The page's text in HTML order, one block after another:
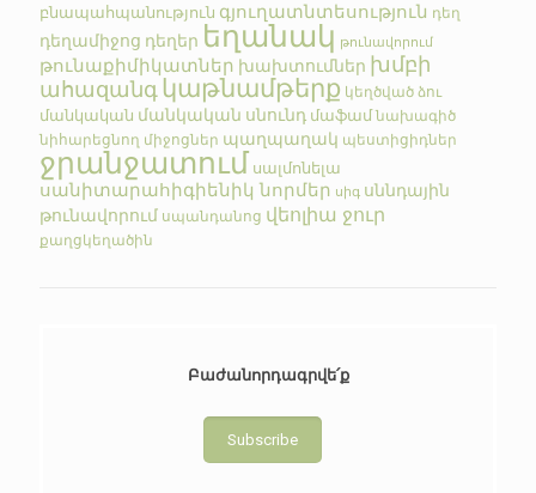
բնապահպանություն գյուղատնտեսություն դեղ
դեղամիջոց դեղեր եղանակ թունավորում
թունաքիմիկատներ խախտումներ խմբի
ահազանգկաթնամթերք կեղծված ձու
մանկական մանկական սնունդ մաֆամ նախագիծ
նիհարեցնող միջոցներ պաղպաղակ պեստիցիդներ
ջրանջատում սալմոնելա
սանիտարահիգիենիկ նորմեր սիգ սննդային
թունավորում սպանդանոց վեոլիա ջուր
քաղցկեղածին
Բաժանորդագրվե՛ք
Subscribe